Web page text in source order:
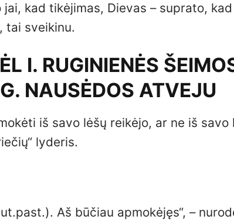
kad tikėjimas, Dievas – suprato,
tai sveikinu.
I. RUGINIENĖS
NAUSĖDOS ATVEJU
iš savo lėšų reikėjo, ar ne iš savo
lyderis.
Aš būčiau apmokėjęs“, –